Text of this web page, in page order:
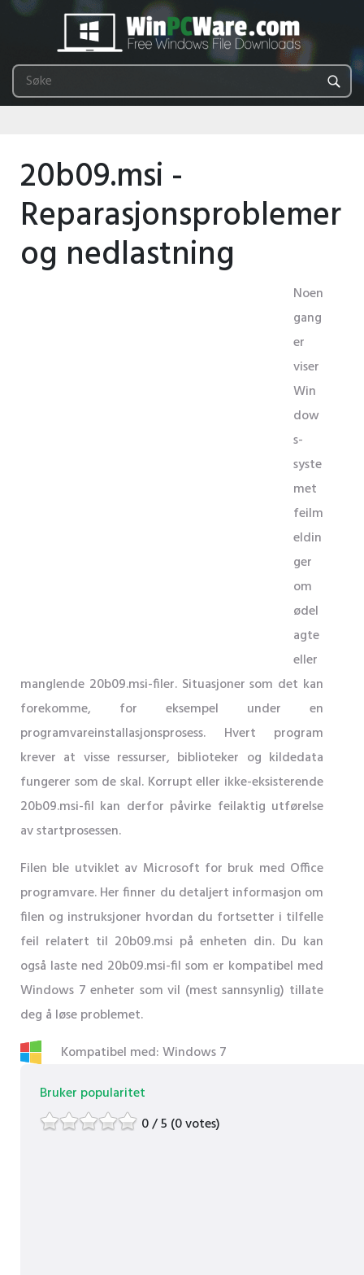
20b09.msi -
Reparasjonsproblemer
og nedlastning
Noen
gang
er
viser
Win
dow
s-
syste
met
feilm
eldin
ger
om
ødel
agte
eller
manglende 20b09.msi-filer. Situasjoner som det kan
forekomme, for eksempel under en
programvareinstallasjonsprosess. Hvert program
krever at visse ressurser, biblioteker og kildedata
fungerer som de skal. Korrupt eller ikke-eksisterende
20b09.msi-fil kan derfor påvirke feilaktig utførelse
av startprosessen.
Filen ble utviklet av Microsoft for bruk med Office
programvare. Her finner du detaljert informasjon om
filen og instruksjoner hvordan du fortsetter i tilfelle
feil relatert til 20b09.msi på enheten din. Du kan
også laste ned 20b09.msi-fil som er kompatibel med
Windows 7 enheter som vil (mest sannsynlig) tillate
deg å løse problemet.
Kompatibel med: Windows 7
Bruker popularitet
0 / 5 (0 votes)